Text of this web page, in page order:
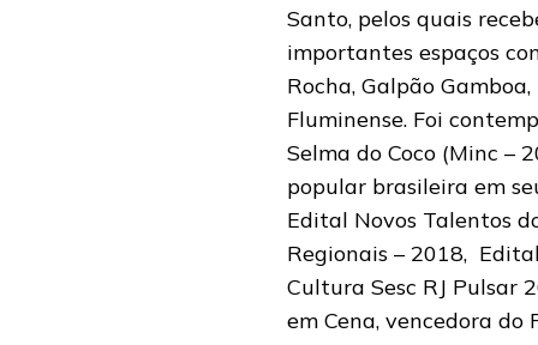
Santo, pelos quais
importantes espaços
Rocha, Galpão
Fluminense. Foi
Selma do Coco (Minc –
popular brasileira em
Edital Novos Talentos
Regionais – 2018,
Cultura Sesc RJ Pulsar
em Cena, vencedora